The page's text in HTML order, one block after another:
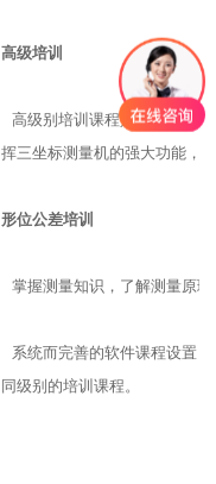
高级培训
高级别培训课程是在客户在
挥三坐标测量机的强大功能，
形位公差培训
掌握测量知识，了解测量原
系统而完善的软件课程设置
同级别的培训课程。